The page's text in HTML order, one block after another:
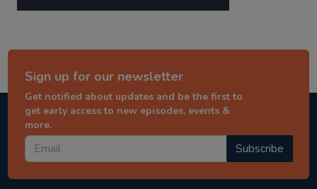
Sign up for our newsletter
Get notified about updates and be the first to
get early access to new episodes, events &
more.
Subscribe